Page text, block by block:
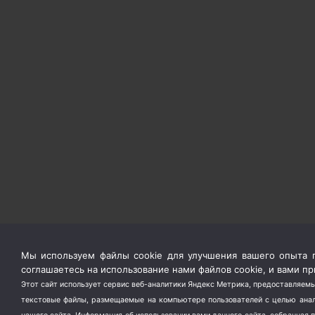
Мы используем файлы cookie для улучшения вашего опыта
соглашаетесь на использование нами файлов cookie, и вами
Этот сайт использует сервис веб-аналитики Яндекс Метрика,
текстовые файлы, размещаемые на компьютере пользователей с целью